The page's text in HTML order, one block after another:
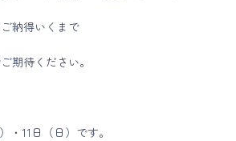
納得いくまで
期待ください。
・11日（日）です。